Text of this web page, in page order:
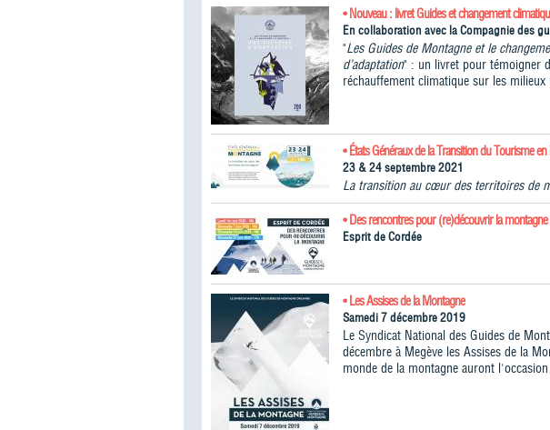
• Nouveau : livret Guides et changement
En collaboration avec la Compagnie des
"Les Guides de Montagne et le
d’adaptation" : un livret pour témoigner
réchauffement climatique sur les
• États Généraux de la Transition du Tourisme
23 & 24 septembre 2021
La transition au cœur des territoires de
• Des rencontres pour (re)découvrir la montagne
Esprit de Cordée
• Les Assises de la Montagne
Samedi 7 décembre 2019
Le Syndicat National des Guides de
décembre à Megève les Assises de la
monde de la montagne auront